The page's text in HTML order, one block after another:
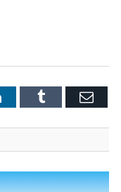
LinkedInTumblr Email